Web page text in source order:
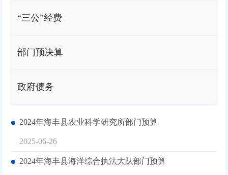
“三公”经费
部门预决算
政府债务
2024年海丰县农业科学研究所部门预算
2025-06-26
2024年海丰县海洋综合执法大队部门预算